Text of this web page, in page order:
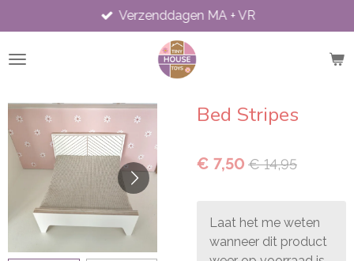
direct
naar
Verzenddagen MA + VR
Bed Stripes
€ 7,50 € 14,95
Laat het me weten
wanneer dit product